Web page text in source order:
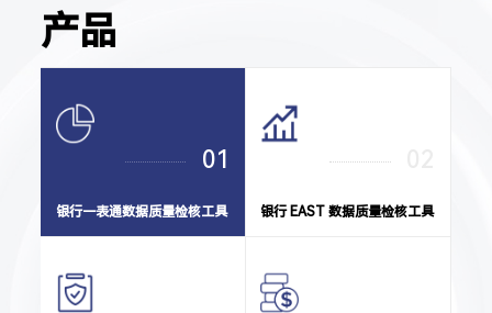
产品
01
银行一表通数据质量检核工具 银行 EAST 数据质量检核工具